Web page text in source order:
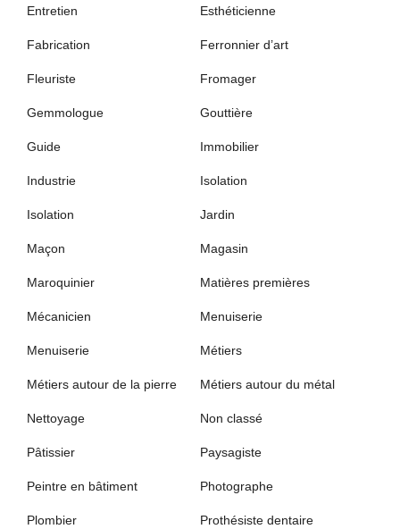
Entretien Esthéticienne
Fabrication Ferronnier d’art
Fleuriste Fromager
Gemmologue Gouttière
Guide Immobilier
Industrie Isolation
Isolation Jardin
Maçon Magasin
Maroquinier Matières premières
Mécanicien Menuiserie
Menuiserie Métiers
Métiers autour de la pierre Métiers autour du métal
Nettoyage Non classé
Pâtissier Paysagiste
Peintre en bâtiment Photographe
Plombier Prothésiste dentaire